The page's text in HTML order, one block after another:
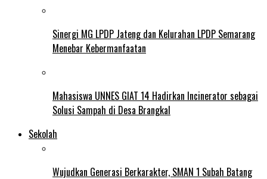
Sinergi MG LPDP Jateng dan Kelurahan LPDP Semarang
Menebar Kebermanfaatan
Mahasiswa UNNES GIAT 14 Hadirkan Incinerator sebagai
Solusi Sampah di Desa Brangkal
Sekolah
Wujudkan Generasi Berkarakter, SMAN 1 Subah Batang